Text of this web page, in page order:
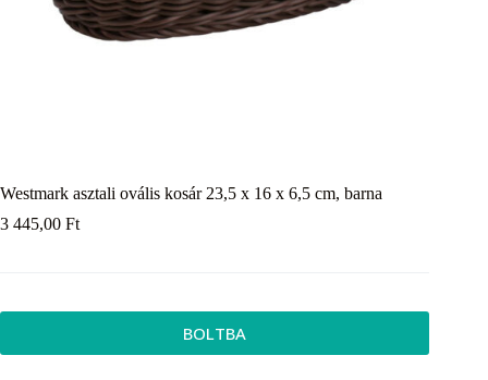
Westmark asztali ovális kosár 23,5 x 16 x 6,5 cm, barna
3 445,00 Ft
BOLTBA